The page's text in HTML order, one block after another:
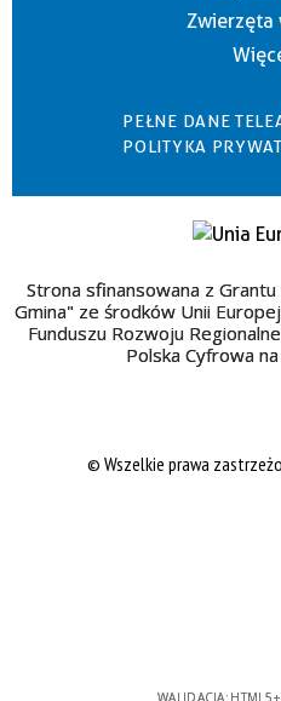
Zwierzęta
PEŁNE DANE
POLITYKA
Strona sfinansowana z
Gmina" ze środków Unii
Funduszu Rozwoju
Polska Cyfrowa
© Wszelkie prawa
WALIDACJA: HTML5+